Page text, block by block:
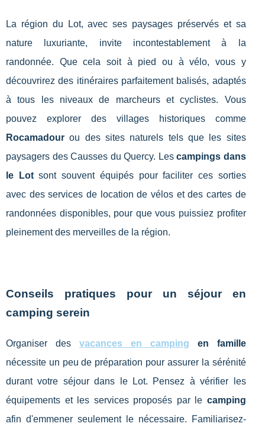
La région du Lot, avec ses paysages préservés et sa
nature luxuriante, invite incontestablement à la
randonnée. Que cela soit à pied ou à vélo, vous y
découvrirez des itinéraires parfaitement balisés, adaptés
à tous les niveaux de marcheurs et cyclistes. Vous
pouvez explorer des villages historiques comme
Rocamadour ou des sites naturels tels que les sites
paysagers des Causses du Quercy. Lescampings dans
le Lotsont souvent équipés pour faciliter ces sorties
avec des services de location de vélos et des cartes de
randonnées disponibles, pour que vous puissiez profiter
pleinement des merveilles de la région.
Conseils pratiques pour un séjour en
camping serein
Organiser des vacances en camping en famille
nécessite un peu de préparation pour assurer la sérénité
durant votre séjour dans le Lot. Pensez à vérifier les
équipements et les services proposés par le camping
afin d'emmener seulement le nécessaire. Familiarisez-